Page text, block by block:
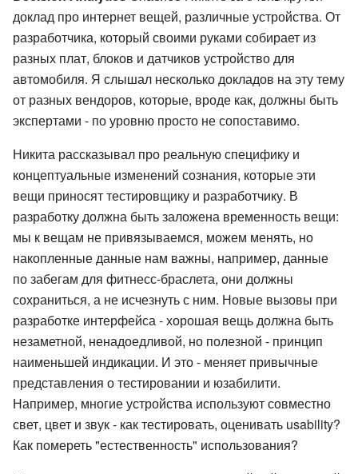
доклад про интернет вещей, различные устройства. От
разработчика, который своими руками собирает из
разных плат, блоков и датчиков устройство для
автомобиля. Я слышал несколько докладов на эту тему
от разных вендоров, которые, вроде как, должны быть
экспертами - по уровню просто не сопоставимо.
Никита рассказывал про реальную специфику и
концептуальные изменений сознания, которые эти
вещи приносят тестировщику и разработчику. В
разработку должна быть заложена временность вещи:
мы к вещам не привязываемся, можем менять, но
накопленные данные нам важны, например, данные
по забегам для фитнесс-браслета, они должны
сохраниться, а не исчезнуть с ним. Новые вызовы при
разработке интерфейса - хорошая вещь должна быть
незаметной, ненадоедливой, но полезной - принцип
наименьшей индикации. И это - меняет привычные
представления о тестировании и юзабилити.
Например, многие устройства используют совместно
свет, цвет и звук - как тестировать, оценивать usability?
Как помереть "естественность" использования?